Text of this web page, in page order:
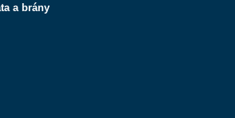
a brány